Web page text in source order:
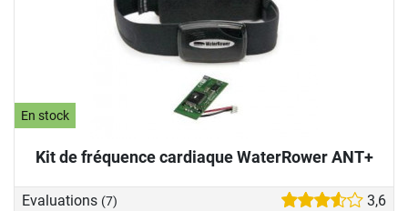
En stock
Kit de fréquence cardiaque WaterRower ANT+
Evaluations (7) 3,6